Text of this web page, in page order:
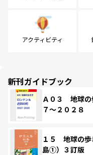
アクティビティ
新刊ガイドブック
Ａ０３ 地球
７～２０２８
１５ 地球の
島①）３訂版